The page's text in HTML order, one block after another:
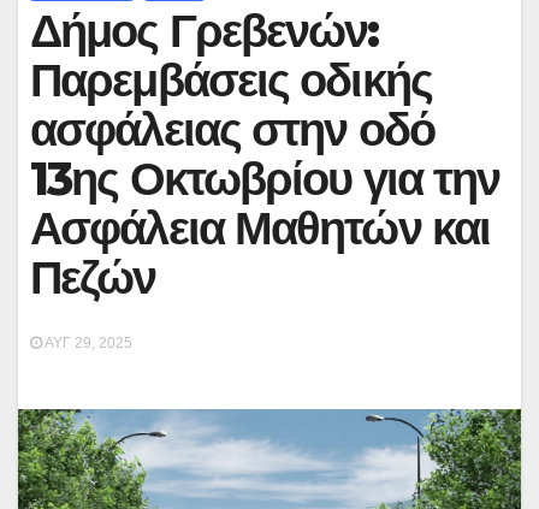
Δήμος Γρεβενών:
Παρεμβάσεις οδικής
ασφάλειας στην οδό
13ης Οκτωβρίου για την
Ασφάλεια Μαθητών και
Πεζών
ΑΥΓ 29, 2025